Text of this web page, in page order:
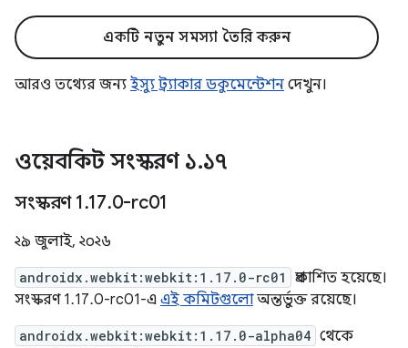
একটি নতুন সমস্যা তৈরি করুন
আরও তথ্যের জন্য ইস্যু ট্র্যাকার ডকুমেন্টেশন দেখুন।
ওয়েবকিট সংস্করণ ১.১৭
সংস্করণ 1.17.0-rc01
২৯ জুলাই, ২০২৬
androidx.webkit:webkit:1.17.0-rc01
প্রকাশিত হয়েছে।
সংস্করণ 1.17.0-rc01-এ এই কমিটগুলোঅন্তর্ভুক্ত রয়েছে।
androidx.webkit:webkit:1.17.0-alpha04 থেকে